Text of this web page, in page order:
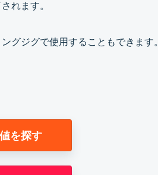
れます。
グジグで使用することもできます。
を探す